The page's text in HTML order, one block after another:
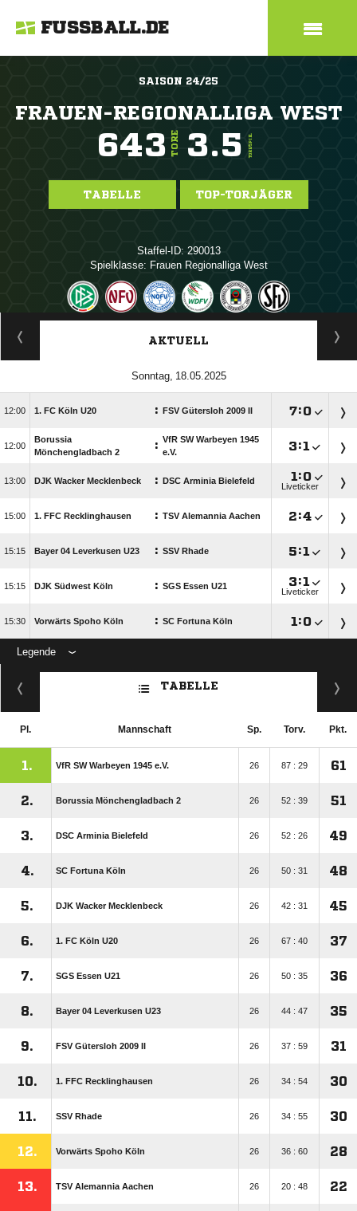
FUSSBALL.DE
SAISON 24/25
FRAUEN-REGIONALLIGA WEST
643 TORE 3.5 TORE/SPIEL
TABELLE TOP-TORJÄGER
Staffel-ID: 290013
Spielklasse: Frauen Regionalliga West
ANZEIGE
AKTUELL
 
 1. FC Köln U20 : FSV Gütersloh 2009 II :

Borussia
Mönchengladbach 2
: VfR SW Warbeyen 1945
e.V.
:
 DJK Wacker Mecklenbeck : DSC Arminia Bielefeld  :
Liveticker
 1. FFC Recklinghausen : TSV Alemannia Aachen :
 Bayer 04 Leverkusen U23 : SSV Rhade :
 DJK Südwest Köln : SGS Essen U21 :
Liveticker
 Vorwärts Spoho Köln : SC Fortuna Köln  :
Legende
ANZEIGE
TABELLE
Pl. Mannschaft Sp. Torv. Pkt.
1. VfR SW Warbeyen 1945 e.V. 26 87 : 29 61
2. Borussia Mönchengladbach 2 26 52 : 39 51
3. DSC Arminia Bielefeld 26 52 : 26 49
4. SC Fortuna Köln 26 50 : 31 48
5. DJK Wacker Mecklenbeck 26 42 : 31 45
6. 1. FC Köln U20 26 67 : 40 37
7. SGS Essen U21 26 50 : 35 36
8. Bayer 04 Leverkusen U23 26 44 : 47 35
9. FSV Gütersloh 2009 II 26 37 : 59 31
10. 1. FFC Recklinghausen 26 34 : 54 30
11. SSV Rhade 26 34 : 55 30
12. Vorwärts Spoho Köln 26 36 : 60 28
13. TSV Alemannia Aachen 26 20 : 48 22